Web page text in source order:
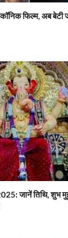
फिल्म, अब बेटी
जानें तिथि, शुभ